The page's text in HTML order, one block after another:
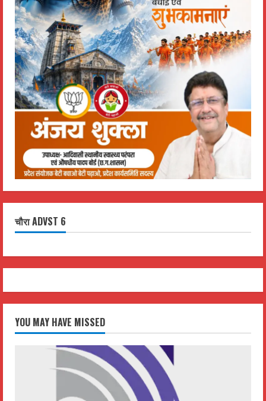
चौरा ADVST 6
YOU MAY HAVE MISSED